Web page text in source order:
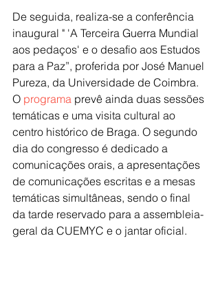
De seguida, realiza-se a conferência
inaugural " 'A Terceira Guerra Mundial
aos pedaços' e o desafio aos Estudos
para a Paz”, proferida por José Manuel
Pureza, da Universidade de Coimbra.
O programa prevê ainda duas sessões
temáticas e uma visita cultural ao
centro histórico de Braga. O segundo
dia do congresso é dedicado a
comunicações orais, a apresentações
de comunicações escritas e a mesas
temáticas simultâneas, sendo o final
da tarde reservado para a assembleia-
geral da CUEMYC e o jantar oficial.